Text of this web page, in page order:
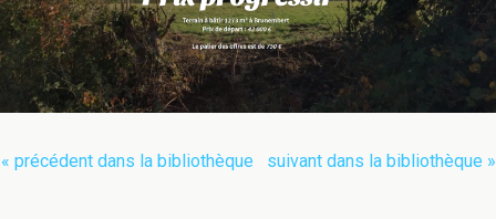
« précédent dans la bibliothèque suivant dans la bibliothèque »